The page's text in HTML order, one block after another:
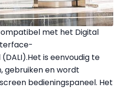
met het Digital
is eenvoudig te
gebruiken en wordt
bedieningspaneel. Het